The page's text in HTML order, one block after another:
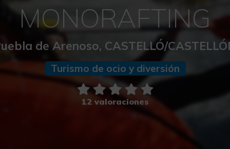
MONORAFTING
de Arenoso, CASTELLÓ/
Turismo de ocio y diversión
12 valoraciones